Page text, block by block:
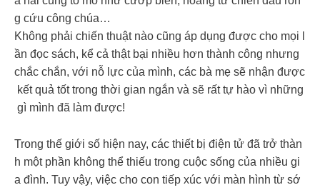
g cứu công chúa…
Không phải chiến thuật nào cũng áp dụng được cho mọi l
ần đọc sách, kể cả thật bại nhiều hơn thành công nhưng
chắc chắn, với nỗ lực của mình, các bà mẹ sẽ nhận được
kết quả tốt trong thời gian ngắn và sẽ rất tự hào vì những
gì mình đã làm được!
Trong thế giới số hiện nay, các thiết bị điện tử đã trở thàn
h một phần không thể thiếu trong cuộc sống của nhiều gi
a đình. Tuy vậy, việc cho con tiếp xúc với màn hình từ sớ